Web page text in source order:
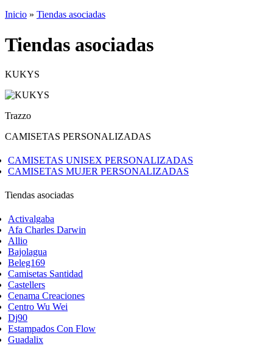
Inicio » Tiendas asociadas
Tiendas asociadas
KUKYS
Trazzo
CAMISETAS PERSONALIZADAS
CAMISETAS UNISEX PERSONALIZADAS
CAMISETAS MUJER PERSONALIZADAS
Tiendas asociadas
Activalgaba
Afa Charles Darwin
Allio
Bajolagua
Beleg169
Camisetas Santidad
Castellers
Cenama Creaciones
Centro Wu Wei
Dj90
Estampados Con Flow
Guadalix